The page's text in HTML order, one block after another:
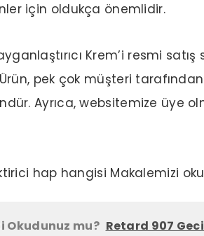
için oldukça önemlidir.
Krem’i resmi
pek çok müşteri
Ayrıca, websitemize üye
hap hangisi Makalemizi
Okudunuz mu? Retard 907